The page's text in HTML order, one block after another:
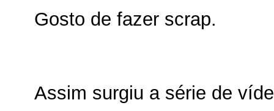
Gosto de fazer scrap.
Assim surgiu a série de